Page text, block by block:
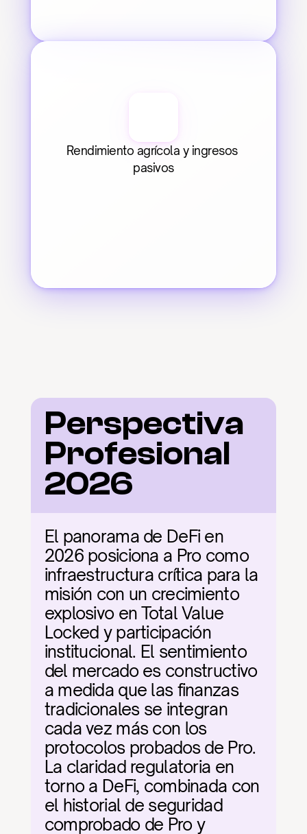
Rendimiento agrícola y ingresos
pasivos
Perspectiva
Profesional
2026
El panorama de DeFi en
2026 posiciona a Pro como
infraestructura crítica para la
misión con un crecimiento
explosivo en Total Value
Locked y participación
institucional. El sentimiento
del mercado es constructivo
a medida que las finanzas
tradicionales se integran
cada vez más con los
protocolos probados de Pro.
La claridad regulatoria en
torno a DeFi, combinada con
el historial de seguridad
comprobado de Pro y